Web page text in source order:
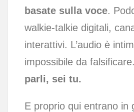
basate sulla voce.
walkie-talkie digitali,
interattivi. L’audio è
impossibile da falsificare.
parli, sei tu.
E proprio qui entrano in